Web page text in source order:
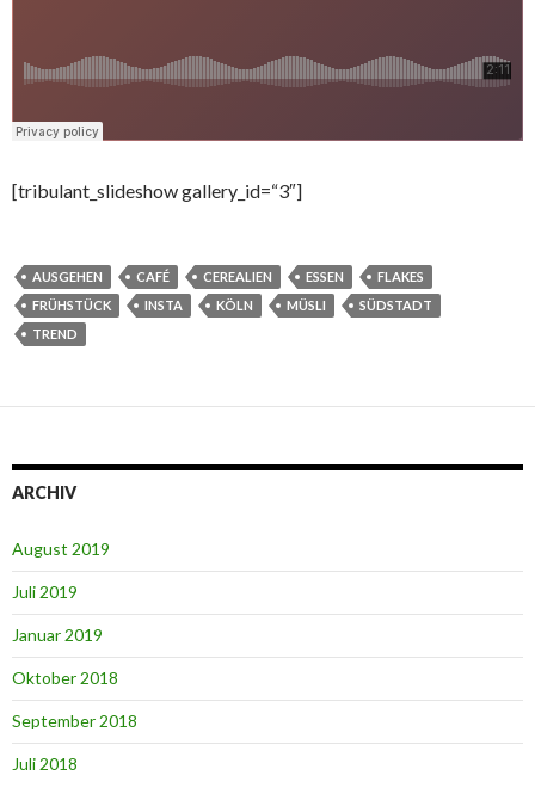
[tribulant_slideshow gallery_id=“3″]
AUSGEHEN CAFÉ CEREALIEN ESSEN
FLAKES
FRÜHSTÜCK
INSTA KÖLN MÜSLI
SÜDSTADT
TREND
ARCHIV
August 2019
Juli 2019
Januar 2019
Oktober 2018
September 2018
Juli 2018